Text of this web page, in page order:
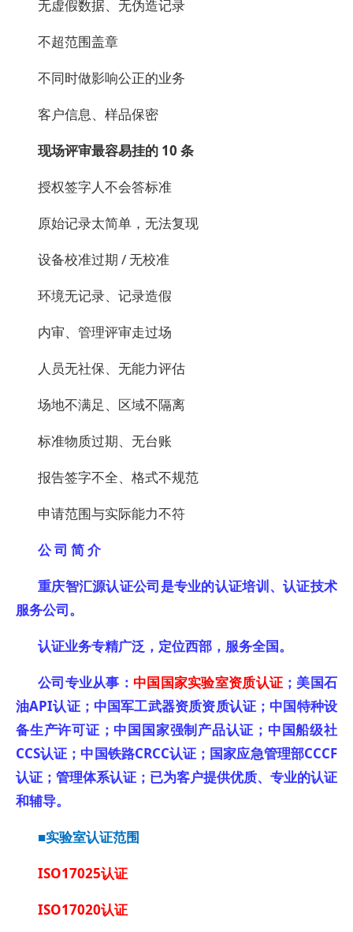
无虚假数据、无伪造记录
不超范围盖章
不同时做影响公正的业务
客户信息、样品保密
现场评审最容易挂的 10 条
授权签字人不会答标准
原始记录太简单，无法复现
设备校准过期 / 无校准
环境无记录、记录造假
内审、管理评审走过场
人员无社保、无能力评估
场地不满足、区域不隔离
标准物质过期、无台账
报告签字不全、格式不规范
申请范围与实际能力不符
公 司 简 介
重庆智汇源认证公司是专业的认证培训、认证技术
服务公司。
认证业务专精广泛，定位西部，服务全国。
公司专业从事： 中国国家实验室资质认证 ；美国石
油API认证；中国军工武器资质资质认证；中国特种设
备生产许可证；中国国家强制产品认证；中国船级社
CCS认证；中国铁路CRCC认证；国家应急管理部CCCF
认证；管理体系认证；已为客户提供优质、专业的认证
和辅导。
■实验室认证范围
ISO17025认证
ISO17020认证